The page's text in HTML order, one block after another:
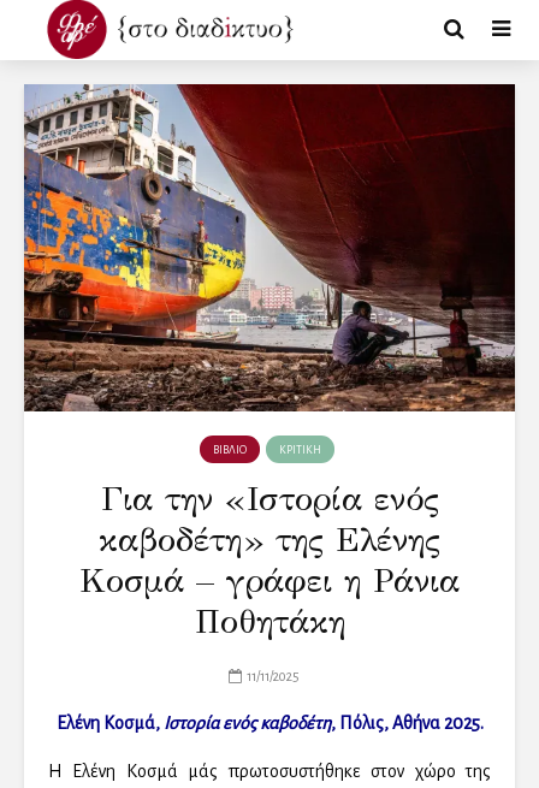
ΒΙΒΛΙΟ ΚΡΙΤΙΚΗ
Για την «Ιστορία ενός
καβοδέτη» της Ελένης
Κοσμά – γράφει η Ράνια
Ποθητάκη
11/11/2025
Ελένη Κοσμά, Ιστορία ενός καβοδέτη, Πόλις, Αθήνα 2025.
Η Ελένη Κοσμά μάς πρωτοσυστήθηκε στον χώρο της